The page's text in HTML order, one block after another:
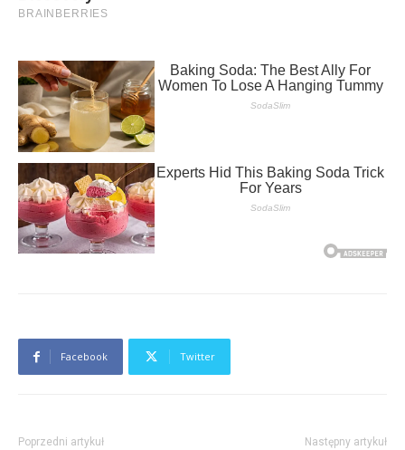
Facebook Twitter
Poprzedni artykuł Następny artykuł